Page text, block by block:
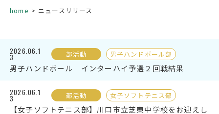
受検生の方へ
年間スケジュール
学校パンフレット
home ニュースリリース
2026.06.1
3 部活動 男子ハンドボール部
男子ハンドボール インターハイ予選２回戦結果
2026.06.1
3 部活動 女子ソフトテニス部
【女子ソフトテニス部】川口市立芝東中学校をお迎えし